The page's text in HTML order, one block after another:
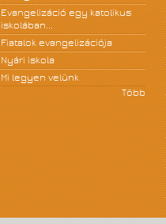
Evangelizáció egy katolikus
iskolában...
Fiatalok evangelizációja
Nyári iskola
Mi legyen velünk
Több